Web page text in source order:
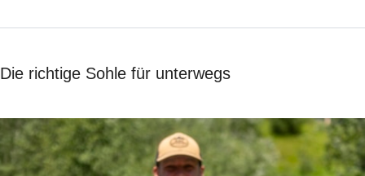
Die richtige Sohle für unterwegs